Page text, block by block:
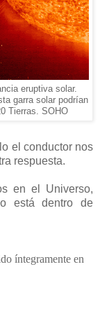
eruptiva solar.
garra solar podrían
Tierras. SOHO
el conductor nos
respuesta.
en el Universo,
está dentro de
íntegramente en